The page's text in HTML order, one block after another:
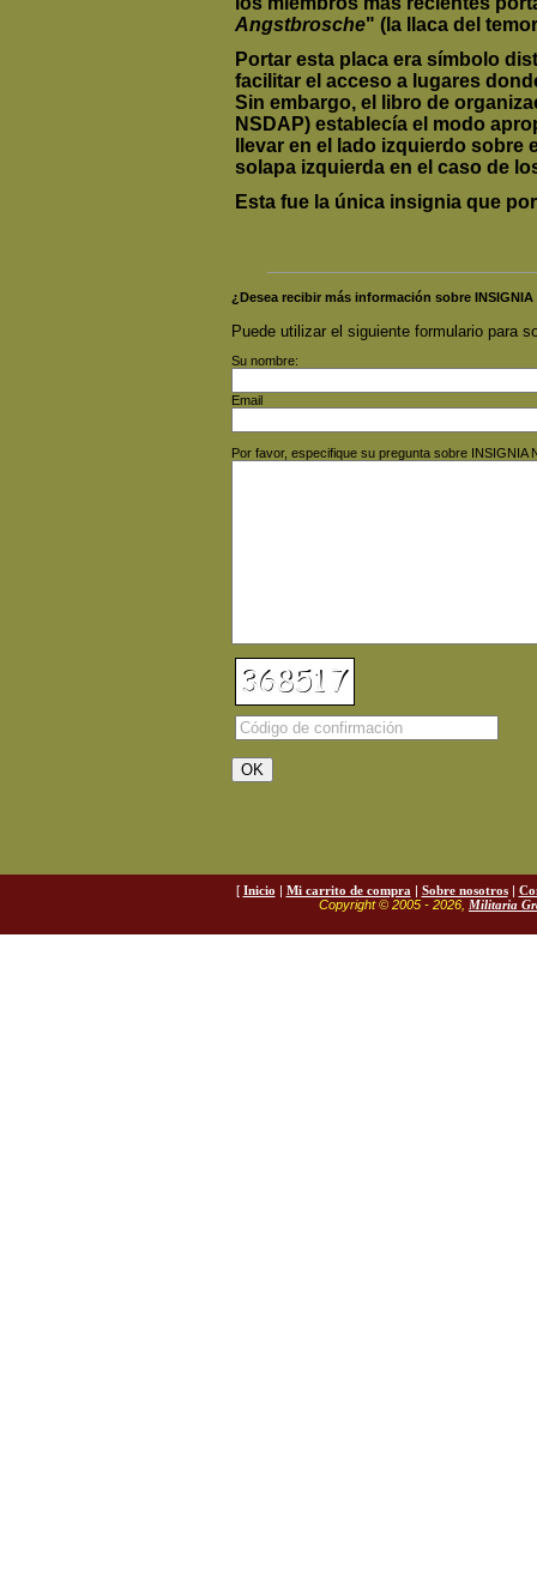
Angstbrosche" (la llaca del
Portar esta placa era símbolo
facilitar el acceso a lugares
Sin embargo, el libro de
NSDAP) establecía el modo
llevar en el lado izquierdo
solapa izquierda en el caso de
Esta fue la única insignia que
¿Desea recibir más información sobre INSIGNIA
Puede utilizar el siguiente formulario para
Su nombre:
Email
Por favor, especifique su pregunta sobre INSIGNIA
[ Inicio | Mi carrito de compra | Sobre nosotros|
Copyright © 2005 - 2026, Militaria